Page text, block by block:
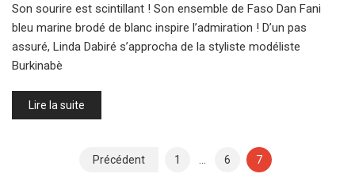
Son sourire est scintillant ! Son ensemble de Faso Dan Fani
bleu marine brodé de blanc inspire l’admiration ! D’un pas
assuré, Linda Dabiré s’approcha de la styliste modéliste
Burkinabè
Lire la suite
PaginationPrécédent 1 6 7